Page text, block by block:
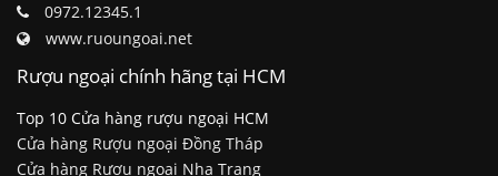
0972.12345.1
www.ruoungoai.net
Rượu ngoại chính hãng tại HCM
Top 10 Cửa hàng rượu ngoại HCM
Cửa hàng Rượu ngoại Đồng Tháp
Cửa hàng Rượu ngoại Nha Trang